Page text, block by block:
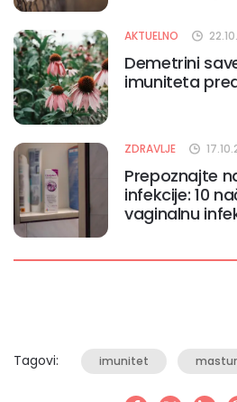
AKTUELNO
Demetrini
imuniteta
ZDRAVLJE
Prepoznajte
infekcije: 10
vaginalnu
Tagovi: imunitet